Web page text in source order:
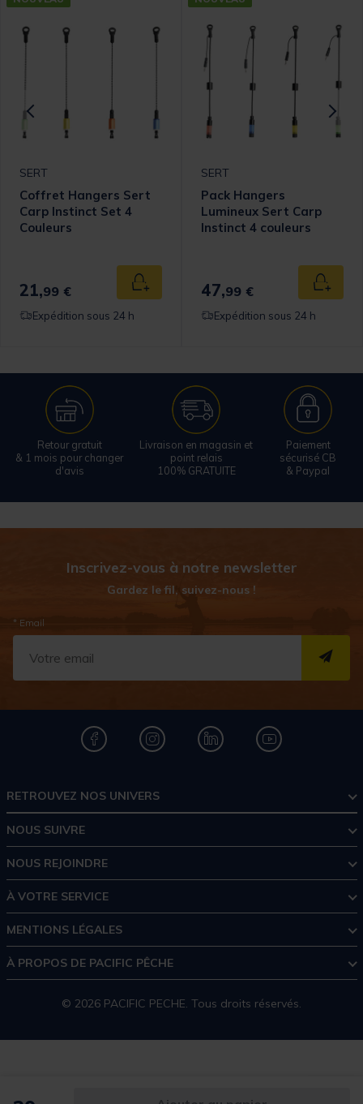
panier
SERT
Coffret Hangers Sert
Carp Instinct Set 4
Couleurs
21,99 € Ajouter au panier
Expédition sous 24 h
SERT
Pack Hangers
Lumineux Sert Carp
Instinct 4 couleurs
47,99 €
Expédition sous 24 h
Retour gratuit
& 1 mois pour changer
d'avis
Livraison en magasin et
point relais
100% GRATUITE
Paiement
sécurisé CB
& Paypal
Inscrivez-vous à notre newsletter
Gardez le fil, suivez-nous !
* Email
RETROUVEZ NOS UNIVERS
NOUS SUIVRE
NOUS REJOINDRE
À VOTRE SERVICE
MENTIONS LÉGALES
À PROPOS DE PACIFIC PÊCHE
© 2026 PACIFIC PECHE. Tous droits réservés.